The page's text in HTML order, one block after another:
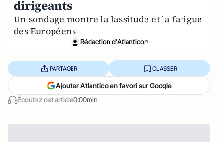
dirigeants
Un sondage montre la lassitude et la fatigue
des Européens
Rédaction d'Atlantico
Écoutez cet article0:00min
PARTAGER CLASSER
Ajouter Atlantico en favori sur Google